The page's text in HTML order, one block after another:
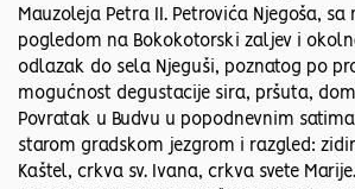
Mauzoleja Petra II. Petrovića Njegoša, sa
pogledom na Bokokotorski zaljev i
odlazak do sela Njeguši, poznatog po
mogućnost degustacije sira, pršuta,
Povratak u Budvu u popodnevnim
starom gradskom jezgrom i razgled:
Kaštel, crkva sv. Ivana, crkva svete